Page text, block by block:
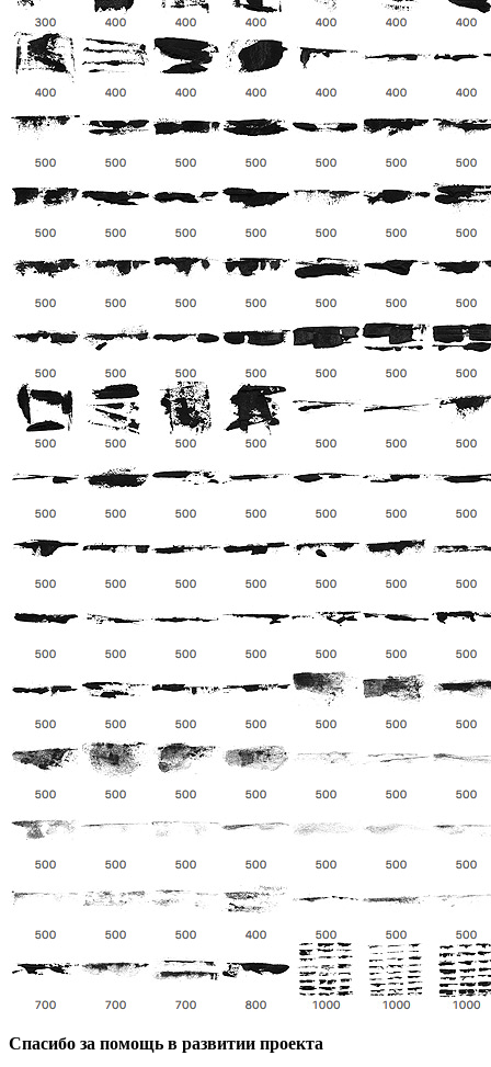
Спасибо за помощь в развитии проекта